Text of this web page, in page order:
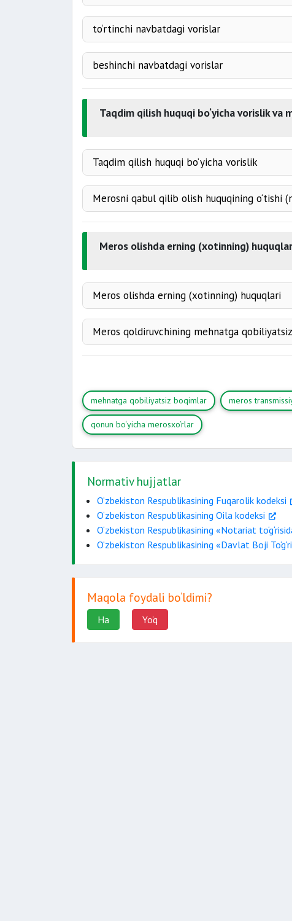
tug‘ishgan
to‘rtinchi navbatdagi vorislar
oltinchi
qarindoshlari
beshinchi navbatdagi vorislar
mehnatga
Taqdim qilish huquqi bo‘yicha vorislik va
Taqdim qilish huquqi bo‘yicha vorislik
taqdirda
Merosni qabul qilib olish huquqining o‘tishi
ochilgan meros tarkibiga kirmaydi.
umumiy asoslarda
Meros olishda erning (xotinning)
Meros olishda erning (xotinning) huquqlari
orttirilgan mol-mulkning muayyan
Meros qoldiruvchining mehnatga
ko‘pi bilan merosning
mehnatga qobiliyatsiz boqimlar meros
qonun bo‘yicha merosxo‘rlar
Normativ hujjatlar
O‘zbekiston Respublikasining Fuqarolik kodeksi
O‘zbekiston Respublikasining Oila kodeksi
O‘zbekiston Respublikasining «Notariat
O‘zbekiston Respublikasining «Davlat Boji
Maqola foydali bo‘ldimi?
Ha Yo'q